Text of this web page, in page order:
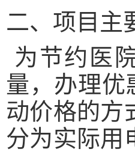
二、项目主
为节约医
量，办理优
动价格的方
分为实际用